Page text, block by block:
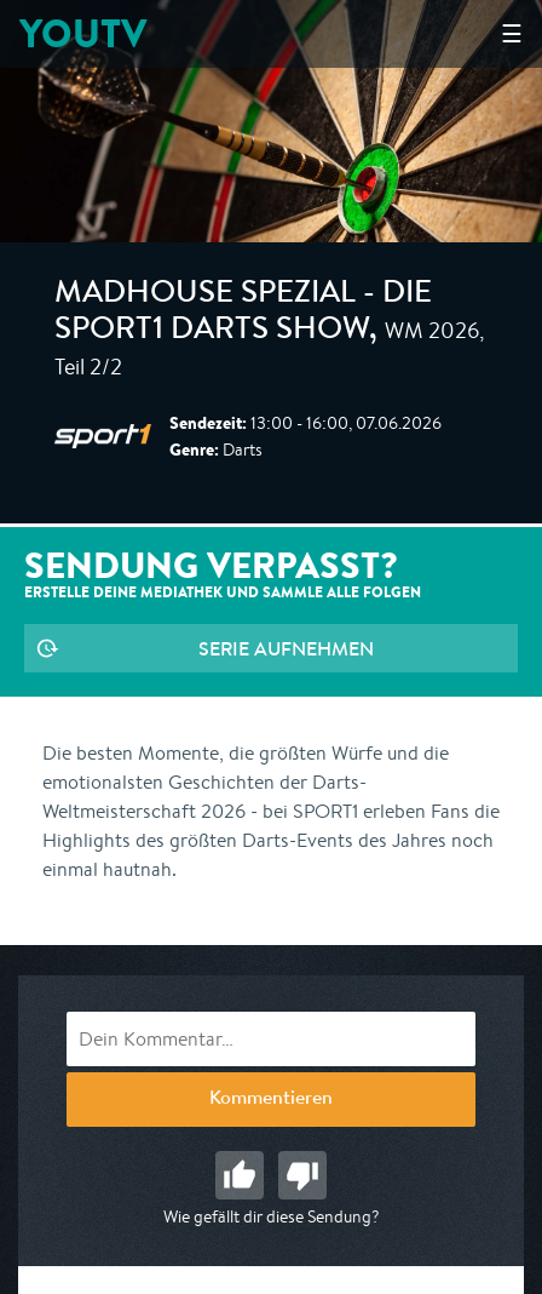
☰
YOUTV
MADHOUSE SPEZIAL - DIE
SPORT1 DARTS SHOW, WM 2026,
Teil 2/2
Sendezeit: 13:00 - 16:00, 07.06.2026
Genre: Darts
SENDUNG VERPASST?
ERSTELLE DEINE MEDIATHEK UND SAMMLE ALLE FOLGEN
SERIE AUFNEHMEN
Die besten Momente, die größten Würfe und die
emotionalsten Geschichten der Darts-
Weltmeisterschaft 2026 - bei SPORT1 erleben Fans die
Highlights des größten Darts-Events des Jahres noch
einmal hautnah.
Kommentieren
Wie gefällt dir diese Sendung?